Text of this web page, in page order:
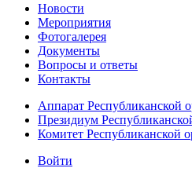
Новости
Мероприятия
Фотогалерея
Документы
Вопросы и ответы
Контакты
Аппарат Республиканской
Президиум
Комитет Республиканской
Войти